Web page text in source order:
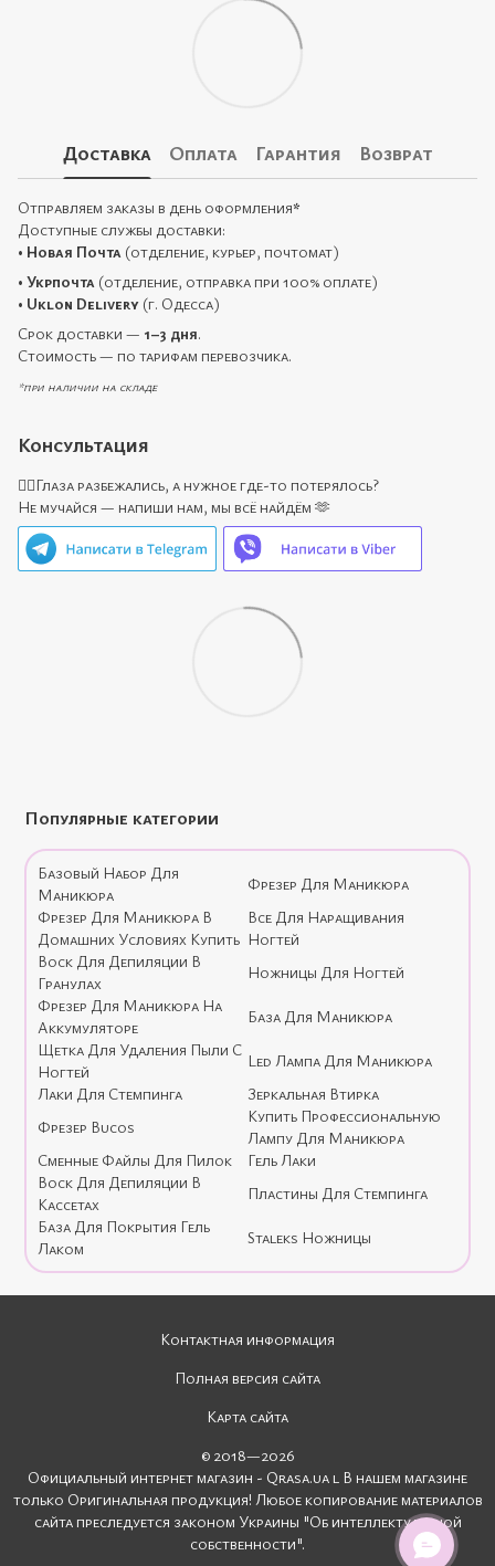
Доставка Оплата Гарантия Возврат
Отправляем заказы в день оформления*
Доступные службы доставки:
• Новая Почта (отделение, курьер, почтомат)
• Укрпочта (отделение, отправка при 100% оплате)
• Uklon Delivery (г. Одесса)
Срок доставки — 1–3 дня.
Стоимость — по тарифам перевозчика.
*при наличии на складе
Консультация
🙋‍♀️Глаза разбежались, а нужное где-то потерялось?
Не мучайся — напиши нам, мы всё найдём 🫶
Популярные категории
Базовый Набор Для
Маникюра
Фрезер Для Маникюра
Фрезер Для Маникюра В
Домашних Условиях Купить
Все Для Наращивания
Ногтей
Воск Для Депиляции В
Гранулах
Ножницы Для Ногтей
Фрезер Для Маникюра На
Аккумуляторе
База Для Маникюра
Щетка Для Удаления Пыли С
Ногтей
Led Лампа Для Маникюра
Лаки Для Стемпинга
Зеркальная Втирка
Фрезер Bucos
Купить Профессиональную
Лампу Для Маникюра
Сменные Файлы Для Пилок
Гель Лаки
Воск Для Депиляции В
Кассетах
Пластины Для Стемпинга
База Для Покрытия Гель
Лаком
Staleks Ножницы
Контактная информация
Полная версия сайта
Карта сайта
© 2018—2026
Официальный интернет магазин - Qrasa.ua l В нашем магазине
только Оригинальная продукция! Любое копирование материалов
сайта преследуется законом Украины "Об интеллектуальной
собственности".